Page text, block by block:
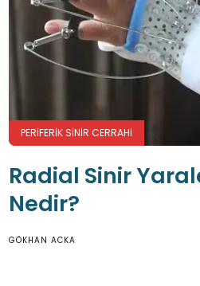
PERIFERIK SINIR CERRAHI
Radial Sinir
Nedir?
GÖKHAN ACKA